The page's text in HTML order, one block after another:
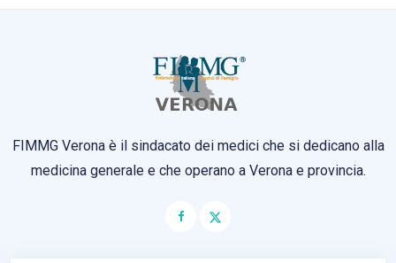
FIMMG Verona è il sindacato dei medici che si dedicano alla
medicina generale e che operano a Verona e provincia.